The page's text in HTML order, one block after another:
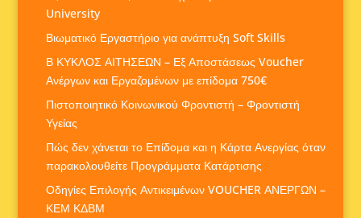
University
Βιωματικό Εργαστήριο για ανάπτυξη Soft Skills
Β ΚΥΚΛΟΣ ΑΙΤΗΣΕΩΝ – Εξ Αποστάσεως Voucher
Ανέργων και Εργαζομένων με επίδομα 750€
Πιστοποιητικό Κοινωνικού Φροντιστή – Φροντιστή
Υγείας
Πώς δεν χάνεται το Επίδομα και η Κάρτα Ανεργίας όταν
παρακολουθείτε Προγράμματα Κατάρτισης
Οδηγίες Επιλογής Αντικειμένων VOUCHER ΑΝΕΡΓΩΝ –
ΚΕΜ ΚΔΒΜ